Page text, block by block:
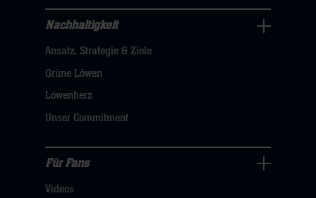
hier
Nachhaltigkeit
Navigation
öffnen,
dann
hier
Nachhaltigkeit
Ansatz, Strategie & Ziele
Grüne Löwen
Löwenherz
Unser Commitment
Fans
Für Fans
Videos